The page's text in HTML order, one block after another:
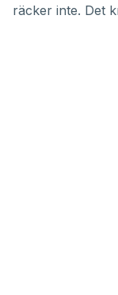
räcker inte. Det